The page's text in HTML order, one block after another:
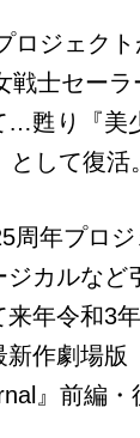
ロジェクト
戦士セー
…甦り『美­
して復活。
周年プロ
カルなど
年令和3
作劇場版
』前編・